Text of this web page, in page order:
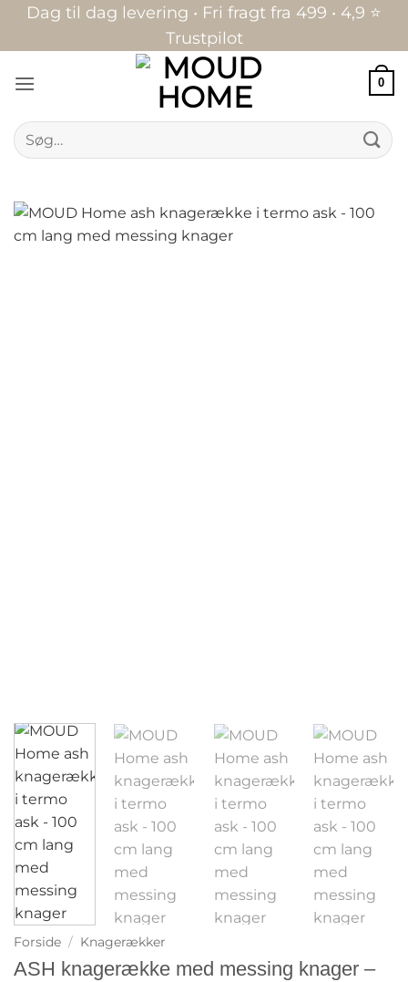
Fortsæt
indhold
Dag til dag levering • Fri fragt fra 499 • 4,9 ⭐
Trustpilot
0
Søg
efter:
Forside / Knagerækker
ASH knagerække med messing knager –